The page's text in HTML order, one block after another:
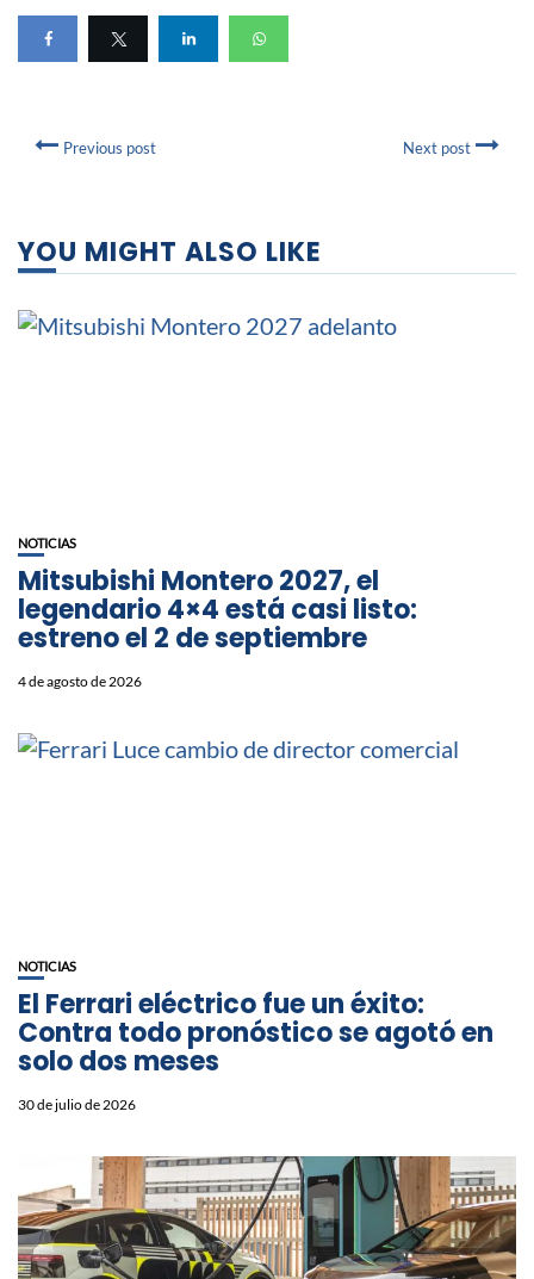
Previous post Next post
YOU MIGHT ALSO LIKE
NOTICIAS
Mitsubishi Montero 2027, el
legendario 4×4 está casi listo:
estreno el 2 de septiembre
4 de agosto de 2026
NOTICIAS
El Ferrari eléctrico fue un éxito:
Contra todo pronóstico se agotó en
solo dos meses
30 de julio de 2026